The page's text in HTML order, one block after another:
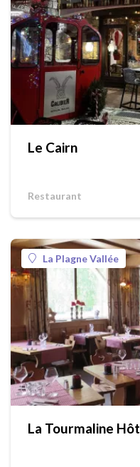
Le Cairn
Restaurant
La Plagne Vallée
La Tourmaline